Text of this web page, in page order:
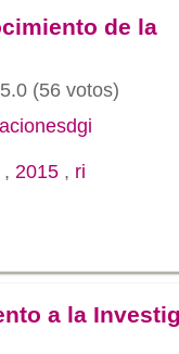
de la
(56 votos)
, 2015 , ri
a la